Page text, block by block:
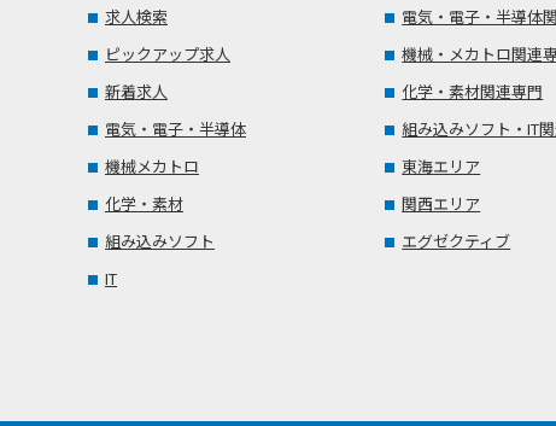
求人検索
ピックアップ求人
新着求人
電気・電子・半導体
機械メカトロ
化学・素材
組み込みソフト
IT
電気・電子・半導体
機械・メカトロ関連
化学・素材関連専門
組み込みソフト・IT
東海エリア
関西エリア
エグゼクティブ